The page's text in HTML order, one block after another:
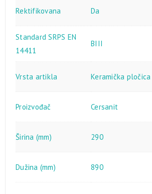
Rektifikovana Da
Standard SRPS EN
14411
BIII
Vrsta artikla Keramička pločica
Proizvođač Cersanit
Širina (mm) 290
Dužina (mm) 890